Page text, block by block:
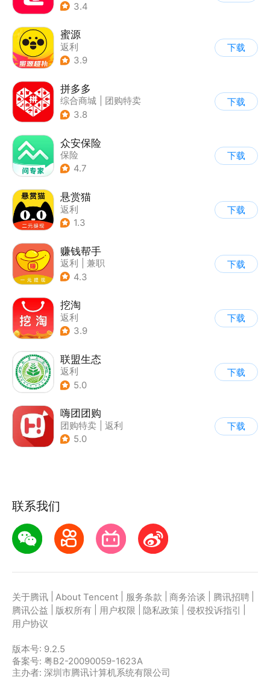
3.4
蜜源
返利
3.9
下载
拼多多
综合商城
团购特卖
3.8
下载
众安保险
保险
4.7
下载
悬赏猫
返利
1.3
下载
赚钱帮手
返利
兼职
4.3
下载
挖淘
返利
3.9
下载
联盟生态
返利
5.0
下载
嗨团团购
团购特卖
返利
5.0
下载
联系我们
关于腾讯 About Tencent 服务条款 商务洽谈 腾讯招聘
腾讯公益
版权所有 用户权限 隐私政策 侵权投诉指引
用户协议
版本号: 9.2.5
备案号: 粤B2-20090059-1623A
主办者: 深圳市腾讯计算机系统有限公司